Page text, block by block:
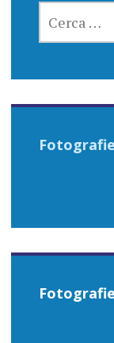
PER: